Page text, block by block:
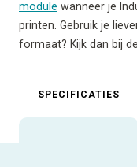
module wanneer je
printen. Gebruik je
formaat? Kijk dan bij de
SPECIFICATIES